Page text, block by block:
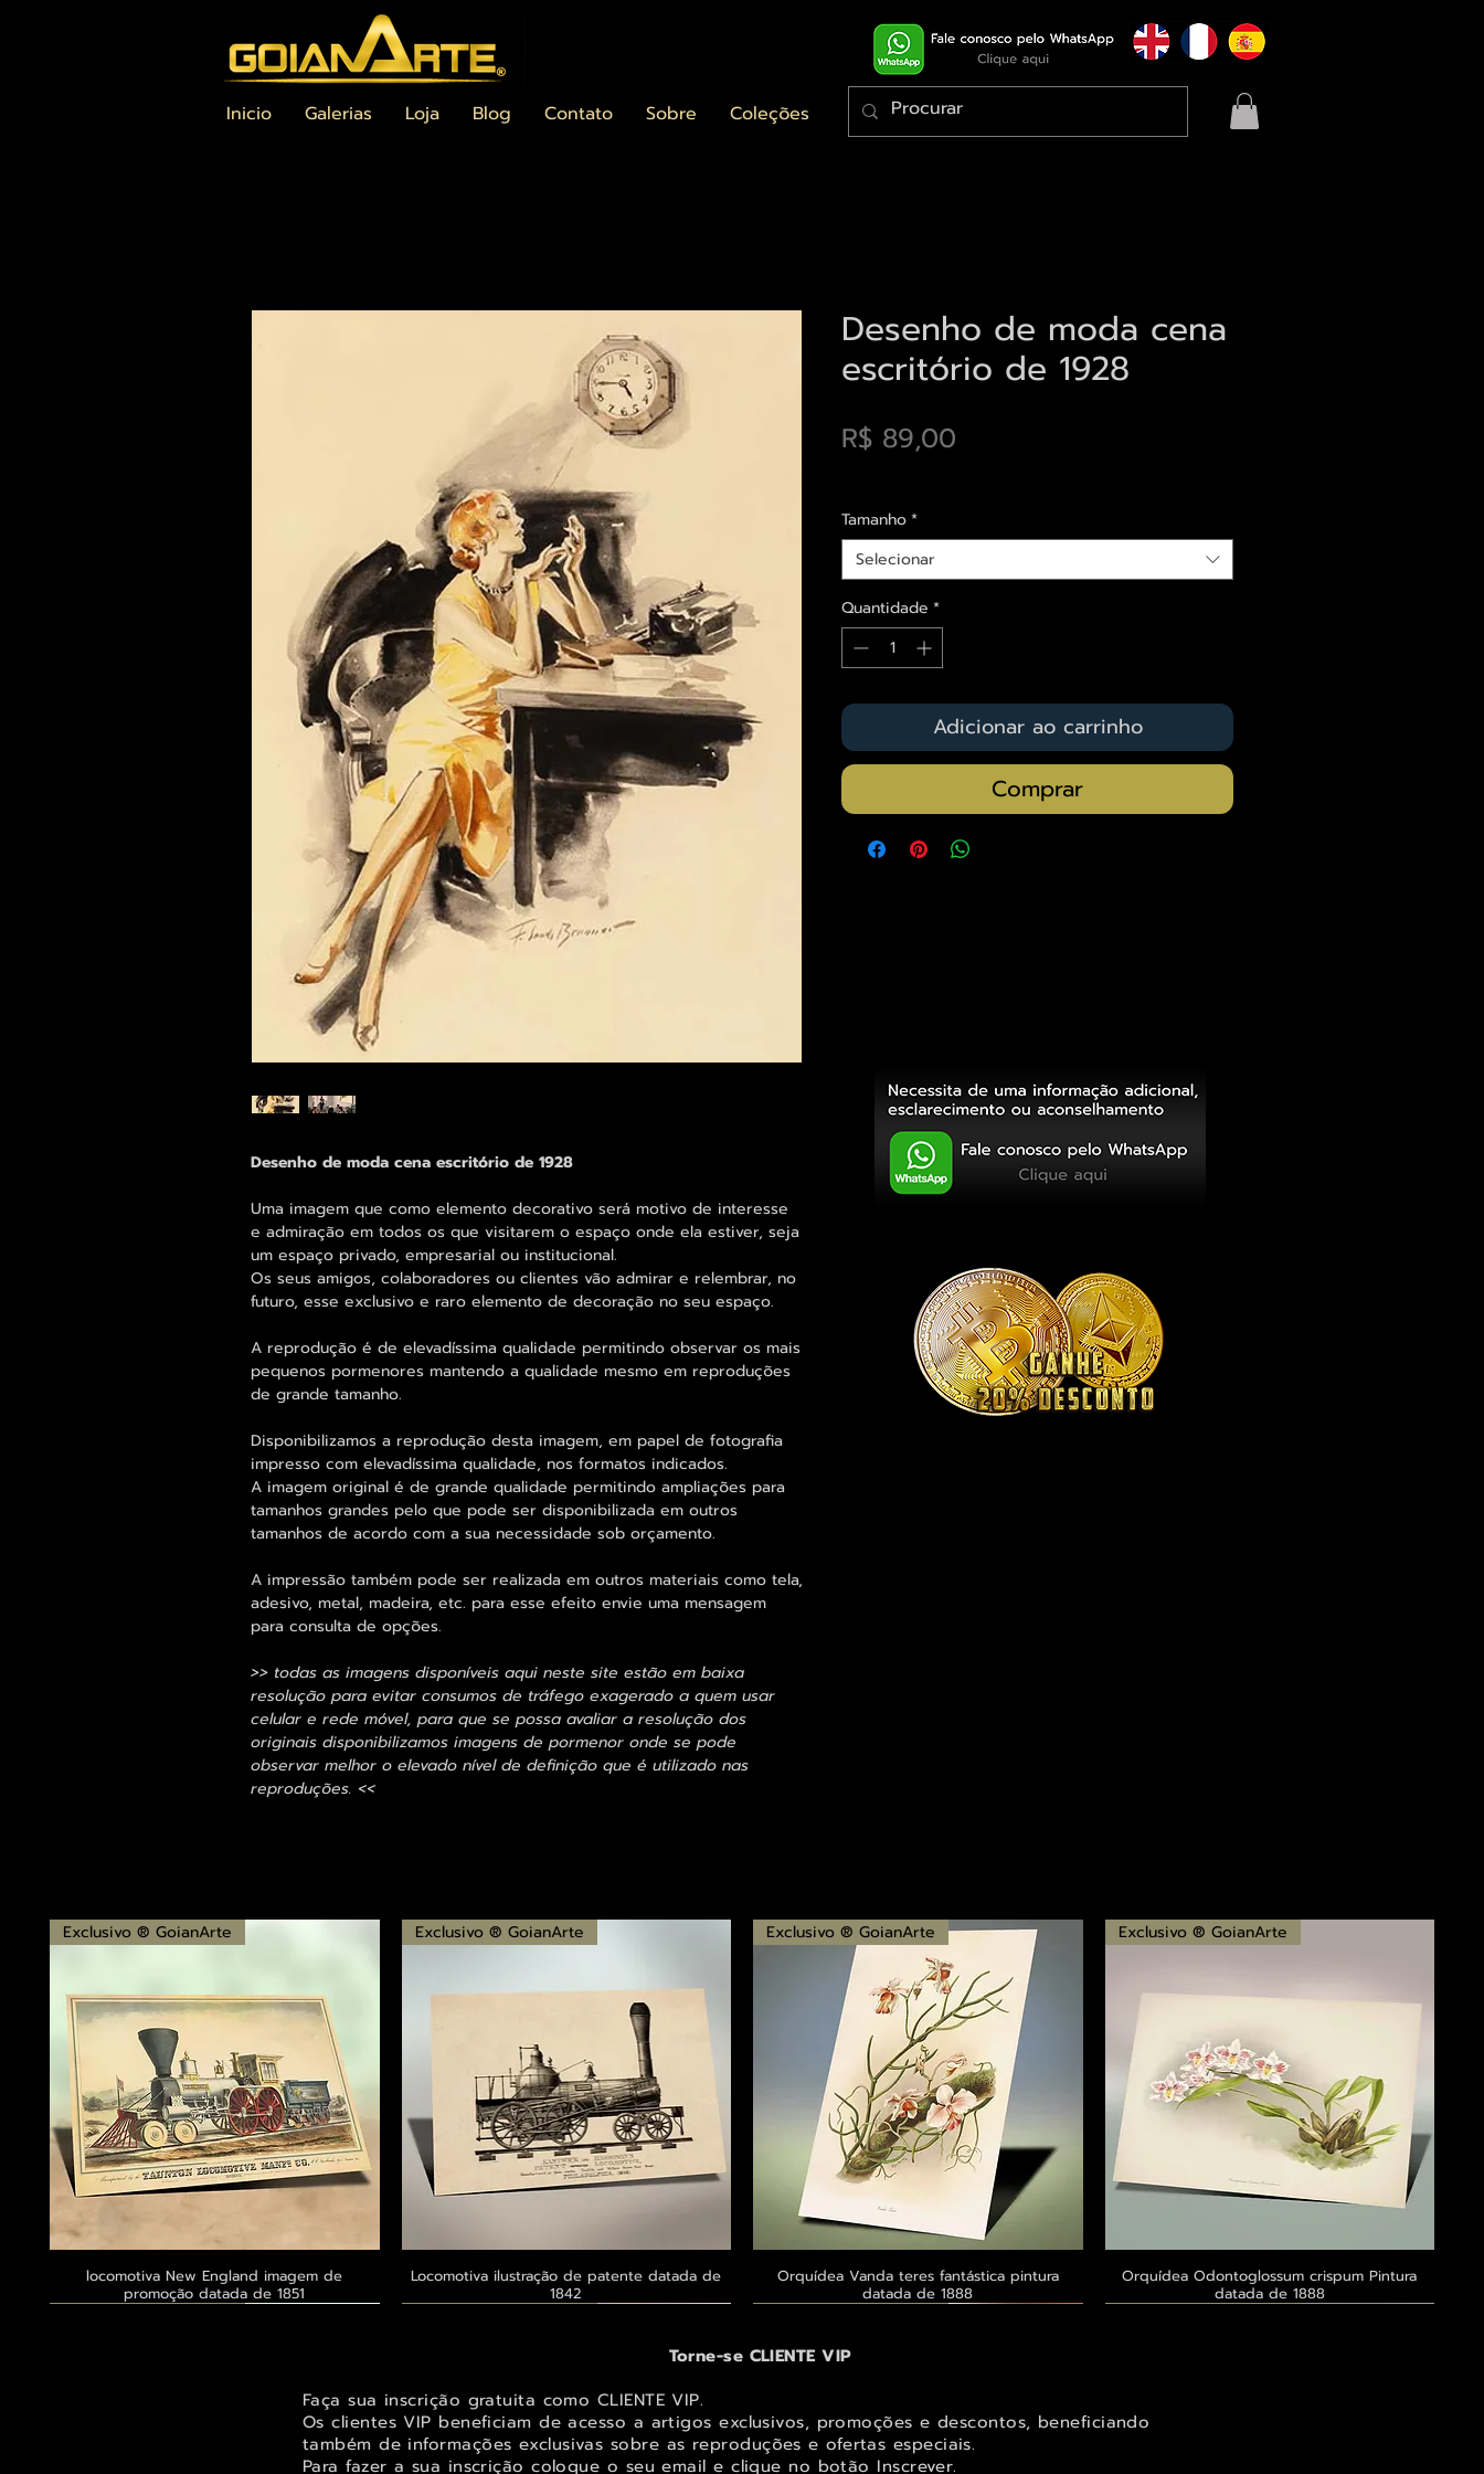
Inicio Galerias Loja Blog Contato Sobre Coleções
Desenho de moda cena escritório de 1928
Uma imagem que como elemento decorativo será motivo de interesse
e admiração em todos os que visitarem o espaço onde ela estiver, seja
um espaço privado, empresarial ou institucional.
Os seus amigos, colaboradores ou clientes vão admirar e relembrar, no
futuro, esse exclusivo e raro elemento de decoração no seu espaço.
A reprodução é de elevadíssima qualidade permitindo observar os mais
pequenos pormenores mantendo a qualidade mesmo em reproduções
de grande tamanho.
Disponibilizamos a reprodução desta imagem, em papel de fotografia
impresso com elevadíssima qualidade, nos formatos indicados.
A imagem original é de grande qualidade permitindo ampliações para
tamanhos grandes pelo que pode ser disponibilizada em outros
tamanhos de acordo com a sua necessidade sob orçamento.
A impressão também pode ser realizada em outros materiais como tela,
adesivo, metal, madeira, etc. para esse efeito envie uma mensagem
para consulta de opções.
>> todas as imagens disponíveis aqui neste site estão em baixa
resolução para evitar consumos de tráfego exagerado a quem usar
celular e rede móvel, para que se possa avaliar a resolução dos
originais disponibilizamos imagens de pormenor onde se pode
observar melhor o elevado nível de definição que é utilizado nas
reproduções. <<
Desenho de moda cena
escritório de 1928
R$ 89,00
Tamanho*
Selecionar
Quantidade *
Adicionar ao carrinho
Comprar
Visualização rápida
Exclusivo ® GoianArte
locomotiva New England imagem de
promoção datada de 1851
Visualização rápida
Exclusivo ® GoianArte
Locomotiva ilustração de patente datada de
1842
Visualização rápida
Exclusivo ® GoianArte
Orquídea Vanda teres fantástica pintura
datada de 1888
Visualização rápida
Exclusivo ® GoianArte
Orquídea Odontoglossum crispum Pintura
datada de 1888
Torne-se CLIENTE VIP
Faça sua inscrição gratuita como CLIENTE VIP.
Os clientes VIP beneficiam de acesso a artigos exclusivos, promoções e descontos, beneficiando
também de informações exclusivas sobre as reproduções e ofertas especiais.
Para fazer a sua inscrição coloque o seu email e clique no botão Inscrever.